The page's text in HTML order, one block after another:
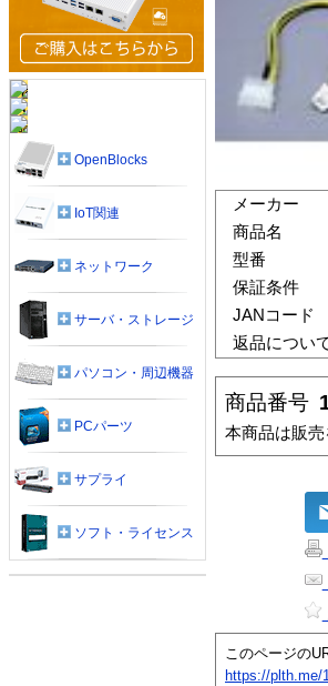
メーカー
商品名
型番
保証条件
JANコード
返品につい
商品番号
本商品は販
このページの
https://plth.me/
OpenBlocks
IoT関連
ネットワーク
サーバ・ストレージ
パソコン・周辺機器
PCパーツ
サプライ
ソフト・ライセンス